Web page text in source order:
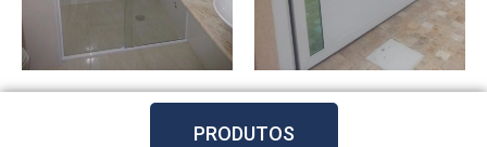
PRODUTOS